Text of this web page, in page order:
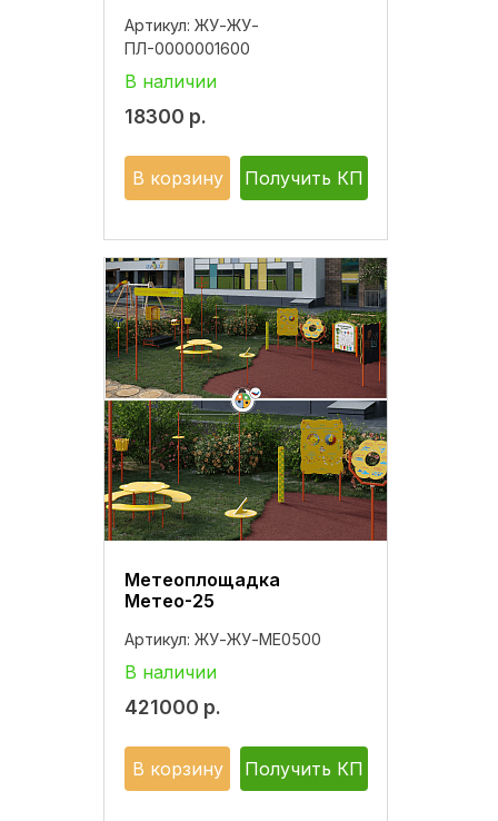
Артикул: ЖУ-ЖУ-
ПЛ-0000001600
В наличии
18300 р.
В корзину Получить КП
Метеоплощадка
Метео-25
Артикул: ЖУ-ЖУ-МЕ0500
В наличии
421000 р.
В корзину Получить КП